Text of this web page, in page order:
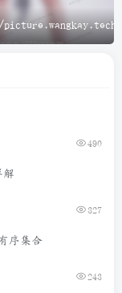
AI
490
解
327
序集合
243